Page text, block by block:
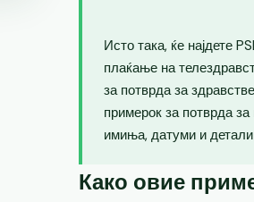
Исто така, ќе најдете
плаќање на
за потврда за
примерок за потврда
имиња, датуми и детали
Како овие